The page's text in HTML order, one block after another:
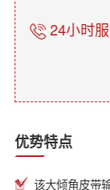
24小时服
优势特点
该大倾角皮带